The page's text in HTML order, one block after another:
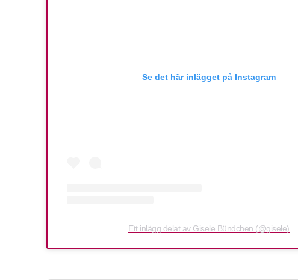
Se det här inlägget på Instagram
Ett inlägg delat av Gisele Bündchen (@gisele)